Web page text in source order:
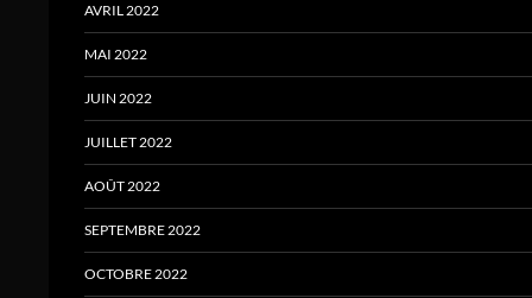
AVRIL 2022
MAI 2022
JUIN 2022
JUILLET 2022
AOÛT 2022
SEPTEMBRE 2022
OCTOBRE 2022